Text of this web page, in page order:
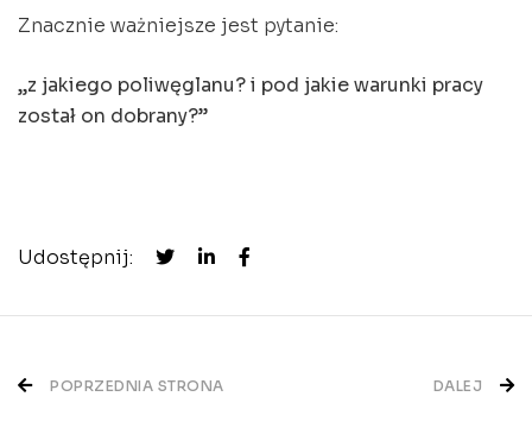
Znacznie ważniejsze jest pytanie:
„z jakiego poliwęglanu? i pod jakie warunki pracy
został on dobrany?”
Udostępnij:
Nawigacja
POPRZEDNIA STRONA DALEJ